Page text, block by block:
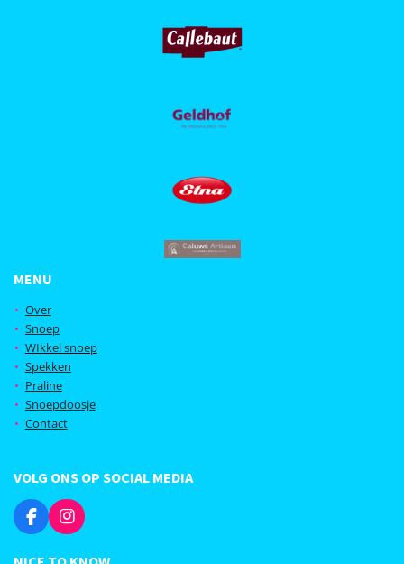
MENU
Over
Snoep
WIkkel snoep
Spekken
Praline
Snoepdoosje
Contact
VOLG ONS OP SOCIAL MEDIA
F
a
c
I
n
s